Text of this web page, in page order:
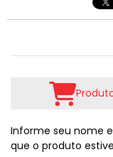
Informe seu nome
que o produto